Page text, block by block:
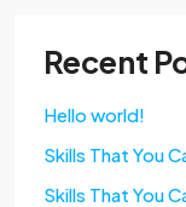
Recent
Hello world!
Skills That You
Skills That You